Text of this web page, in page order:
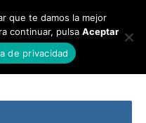
que te damos la mejor
continuar, pulsa Aceptar
de privacidad